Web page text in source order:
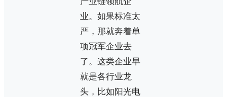
业。如果标准太
严，那就奔着单
项冠军企业去
了。这类企业早
就是各行业龙
头，比如阳光电